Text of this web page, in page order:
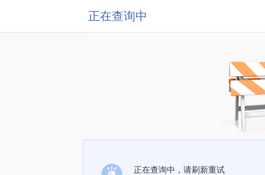
正在查询中
正在查询中，请刷新重试